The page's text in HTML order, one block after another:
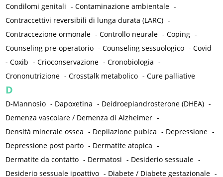
Condilomi genitali -Contaminazione ambientale -
Contraccettivi reversibili di lunga durata (LARC) -
Contraccezione ormonale -Controllo neurale -Coping -
Counseling pre-operatorio -Counseling sessuologico -Covid
-Coxib -Crioconservazione -Cronobiologia -
Crononutrizione -Crosstalk metabolico -Cure palliative
D
D-Mannosio - Dapoxetina - Deidroepiandrosterone (DHEA) -
Demenza vascolare / Demenza di Alzheimer -
Densità minerale ossea - Depilazione pubica - Depressione -
Depressione post parto - Dermatite atopica -
Dermatite da contatto - Dermatosi - Desiderio sessuale -
Desiderio sessuale ipoattivo - Diabete / Diabete gestazionale -